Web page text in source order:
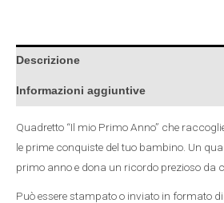
Descrizione
Informazioni aggiuntive
Quadretto “Il mio Primo Anno” che
le prime conquiste del tuo bambino. Un
primo anno e dona un ricordo prezioso da
Può essere stampato o inviato in formato